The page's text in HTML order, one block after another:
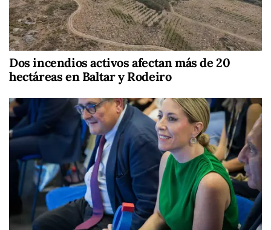
Dos incendios activos afectan más de 20
hectáreas en Baltar y Rodeiro